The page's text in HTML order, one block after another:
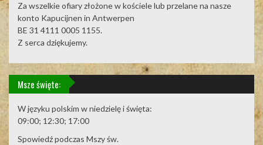
Za wszelkie ofiary złożone w kościele lub przelane na nasze
konto Kapucijnen in Antwerpen
BE 31 4111 0005 1155.
Z serca dziękujemy.
Msze święte:
W języku polskim w niedzielę i święta:
09:00; 12:30; 17:00
Spowiedź podczas Mszy św.